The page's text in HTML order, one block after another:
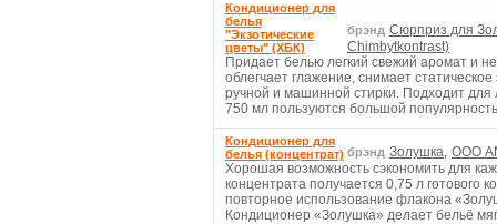
Кондиционер для
белья
"Экзотические
цветы" (ХБК)
брэнд Сюрприз для
Chimbytkontrast)
Придает белью легкий свежий аромат и
облегчает глажение, снимает
ручной и машинной стирки. Подходит
750 мл пользуются большой
Кондиционер для
белья (концентрат) брэнд Золушка, ООО
Хорошая возможность сэкономить для
концентрата получается 0,75 л готового
повторное использование флакона
Кондиционер «Золушка» делает бельё